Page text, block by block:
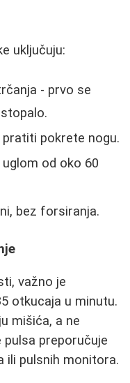
uključuju:
- prvo se
pokrete nogu.
od oko 60
bez forsiranja.
važno je
otkucaja u minutu.
mišića, a ne
pulsa preporučuje
ili pulsnih monitora.